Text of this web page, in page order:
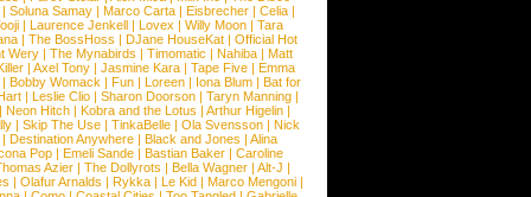
| Soluna Samay | Marco Carta | Eisbrecher | Celia |
| Laurence Jenkell| Lovex | Willy Moon| Tara
| The BossHoss | DJane HouseKat| Official Hot
Wery | The Mynabirds | Timomatic | Nahiba | Matt
| Axel Tony | Jasmine Kara | Tape Five | Emma
Bobby Womack | Fun| Loreen| Iona Blum| Bat for
| Leslie Clio| Sharon Doorson| Taryn Manning|
Neon Hitch | Kobra and the Lotus | Arthur Higelin |
| Skip The Use | TinkaBelle | Ola Svensson | Nick
Destination Anywhere| Black and Jones | Alina
Pop| Emeli Sande| Bastian Baker| Caroline
Azier| The Dollyrots | Bella Wagner| Alt-J |
| Olafur Arnalds | Rykka | Le Kid | Marco Mengoni |